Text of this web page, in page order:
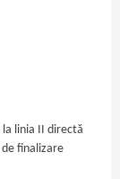
linia II directă
finalizare